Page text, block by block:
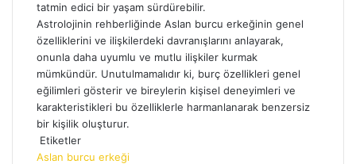
tatmin edici bir yaşam sürdürebilir.
Astrolojinin rehberliğinde Aslan burcu erkeğinin genel
özelliklerini ve ilişkilerdeki davranışlarını anlayarak,
onunla daha uyumlu ve mutlu ilişkiler kurmak
mümkündür. Unutulmamalıdır ki, burç özellikleri genel
eğilimleri gösterir ve bireylerin kişisel deneyimleri ve
karakteristikleri bu özelliklerle harmanlanarak benzersiz
bir kişilik oluşturur.
Etiketler
Aslan burcu erkeği